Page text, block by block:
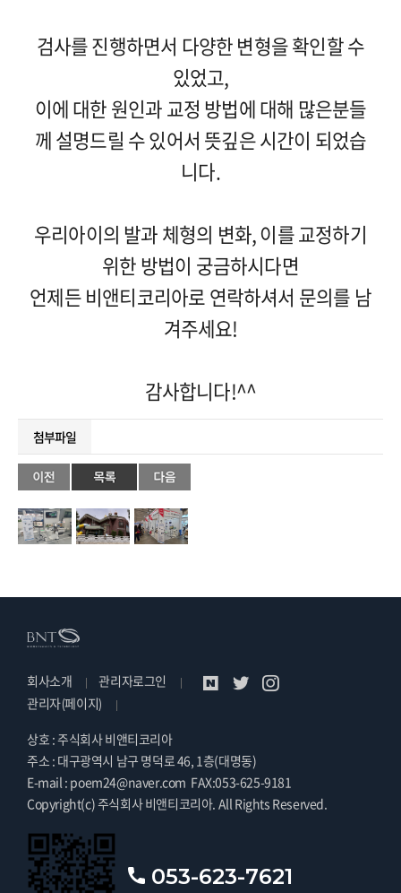
검사를 진행하면서 다양한 변형을 확인할 수
있었고,
이에 대한 원인과 교정 방법에 대해 많은분들
께 설명드릴 수 있어서 뜻깊은 시간이 되었습
니다.
우리아이의 발과 체형의 변화, 이를 교정하기
위한 방법이 궁금하시다면
언제든 비앤티코리아로 연락하셔서 문의를 남
겨주세요!
감사합니다!^^
첨부파일
회사소개
관리자로그인
관리자(페이지)
상호 : 주식회사 비앤티코리아
주소 : 대구광역시 남구 명덕로 46, 1층(대명동)
E-mail : poem24@naver.com FAX:053-625-9181
Copyright(c) 주식회사 비앤티코리아. All Rights Reserved.
053-623-7621